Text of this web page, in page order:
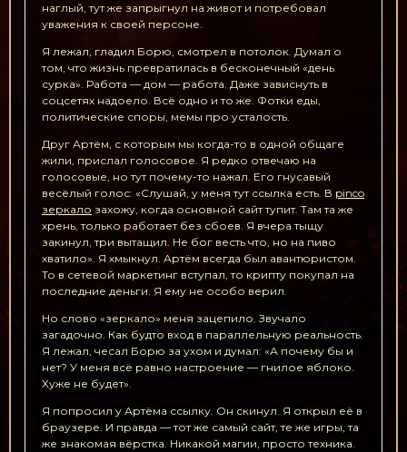
наглый, тут же запрыгнул на живот и потребовал
уважения к своей персоне.
Я лежал, гладил Борю, смотрел в потолок. Думал о
том, что жизнь превратилась в бесконечный «день
сурка». Работа — дом — работа. Даже зависнуть в
соцсетях надоело. Всё одно и то же. Фотки еды,
политические споры, мемы про усталость.
Друг Артём, с которым мы когда-то в одной общаге
жили, прислал голосовое. Я редко отвечаю на
голосовые, но тут почему-то нажал. Его гнусавый
весёлый голос: «Слушай, у меня тут ссылка есть. В pinco
зеркало захожу, когда основной сайт тупит. Там та же
хрень, только работает без сбоев. Я вчера тыщу
закинул, три вытащил. Не бог весть что, но на пиво
хватило». Я хмыкнул. Артём всегда был авантюристом.
То в сетевой маркетинг вступал, то крипту покупал на
последние деньги. Я ему не особо верил.
Но слово «зеркало» меня зацепило. Звучало
загадочно. Как будто вход в параллельную реальность.
Я лежал, чесал Борю за ухом и думал: «А почему бы и
нет? У меня всё равно настроение — гнилое яблоко.
Хуже не будет».
Я попросил у Артёма ссылку. Он скинул. Я открыл её в
браузере. И правда — тот же самый сайт, те же игры, та
же знакомая вёрстка. Никакой магии, просто техника.